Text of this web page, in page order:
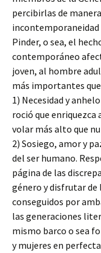
percibirlas de
incontemporaneidad
Pinder, o sea, el
contemporáneo
joven, al hombre
más importantes
1) Necesidad y
roció que enriquezca
volar más alto que
2) Sosiego, amor y
del ser humano.
página de las
género y disfrutar
conseguidos por
las generaciones
mismo barco o sea
y mujeres en